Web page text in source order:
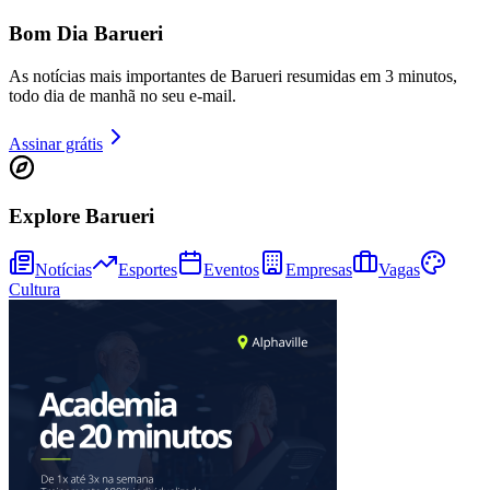
Fortaleza
Bom Dia Barueri
As notícias mais importantes de Barueri resumidas em 3 minutos,
todo dia de manhã no seu e-mail.
Assinar grátis
Explore Barueri
Notícias Esportes Eventos Empresas
Vagas
Cultura